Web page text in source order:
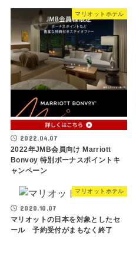
マリオットホテル
2022.04.07
2022年JMB会員向け Marriott
Bonvoy 特別ボーナスポイントキ
ャンペーン
マリオットホテル
2020.10.07
マリオットの日本を対象としたセ
ール 予約受付がまもなく終了